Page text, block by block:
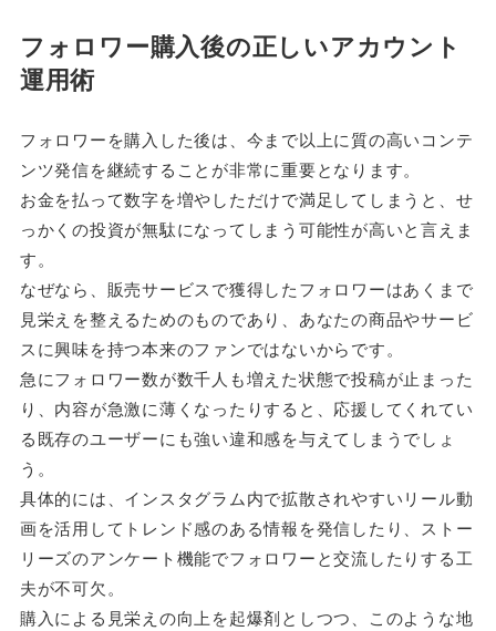
フォロワー購入後の正しいアカウント
運用術
フォロワーを購入した後は、今まで以上に質の高いコンテ
ンツ発信を継続することが非常に重要となります。
お金を払って数字を増やしただけで満足してしまうと、せ
っかくの投資が無駄になってしまう可能性が高いと言えま
す。
なぜなら、販売サービスで獲得したフォロワーはあくまで
見栄えを整えるためのものであり、あなたの商品やサービ
スに興味を持つ本来のファンではないからです。
急にフォロワー数が数千人も増えた状態で投稿が止まった
り、内容が急激に薄くなったりすると、応援してくれてい
る既存のユーザーにも強い違和感を与えてしまうでしょ
う。
具体的には、インスタグラム内で拡散されやすいリール動
画を活用してトレンド感のある情報を発信したり、ストー
リーズのアンケート機能でフォロワーと交流したりする工
夫が不可欠。
購入による見栄えの向上を起爆剤としつつ、このような地